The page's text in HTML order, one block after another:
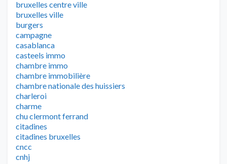
bruxelles centre ville
bruxelles ville
burgers
campagne
casablanca
casteels immo
chambre immo
chambre immobilière
chambre nationale des huissiers
charleroi
charme
chu clermont ferrand
citadines
citadines bruxelles
cncc
cnhj